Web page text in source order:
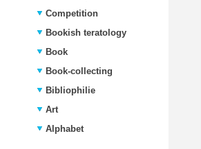
Competition
Bookish teratology
Book
Book-collecting
Bibliophilie
Art
Alphabet